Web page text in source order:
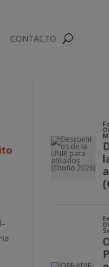
CONTACTO